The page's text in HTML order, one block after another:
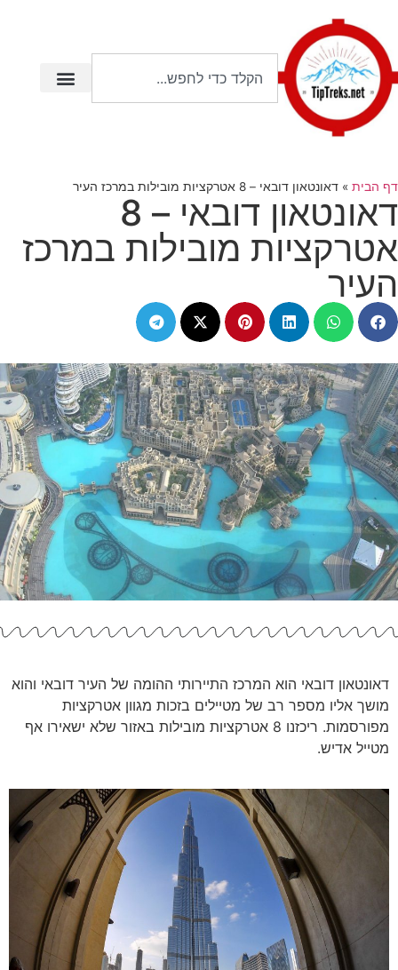
דף הבית » דאונטאון דובאי – 8 אטרקציות מובילות במרכז העיר
דאונטאון דובאי – 8
אטרקציות מובילות במרכז
העיר
דאונטאון דובאי הוא המרכז התיירותי ההומה של העיר דובאי והוא
מושך אליו מספר רב של מטיילים בזכות מגוון אטרקציות
מפורסמות. ריכזנו 8 אטרקציות מובילות באזור שלא ישאירו אף
מטייל אדיש.